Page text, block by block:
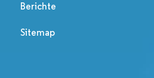
Berichte
Sitemap